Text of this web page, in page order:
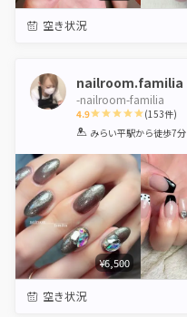
空き状況
nailroom.familia
-nailroom-familia
4.9
1 2 3 4 5
(153件)
みらい平駅から徒歩7分
¥6,500
空き状況